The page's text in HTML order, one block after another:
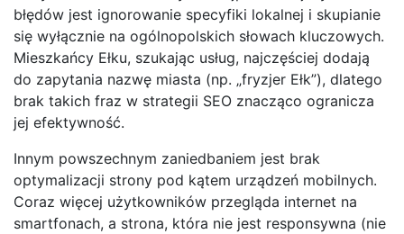
błędów jest ignorowanie specyfiki lokalnej i skupianie
się wyłącznie na ogólnopolskich słowach kluczowych.
Mieszkańcy Ełku, szukając usług, najczęściej dodają
do zapytania nazwę miasta (np. „fryzjer Ełk”), dlatego
brak takich fraz w strategii SEO znacząco ogranicza
jej efektywność.
Innym powszechnym zaniedbaniem jest brak
optymalizacji strony pod kątem urządzeń mobilnych.
Coraz więcej użytkowników przegląda internet na
smartfonach, a strona, która nie jest responsywna (nie